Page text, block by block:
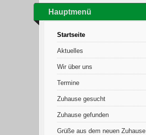
Hauptmenü
Startseite
Aktuelles
Wir über uns
Termine
Zuhause gesucht
Zuhause gefunden
Grüße aus dem neuen Zuhause